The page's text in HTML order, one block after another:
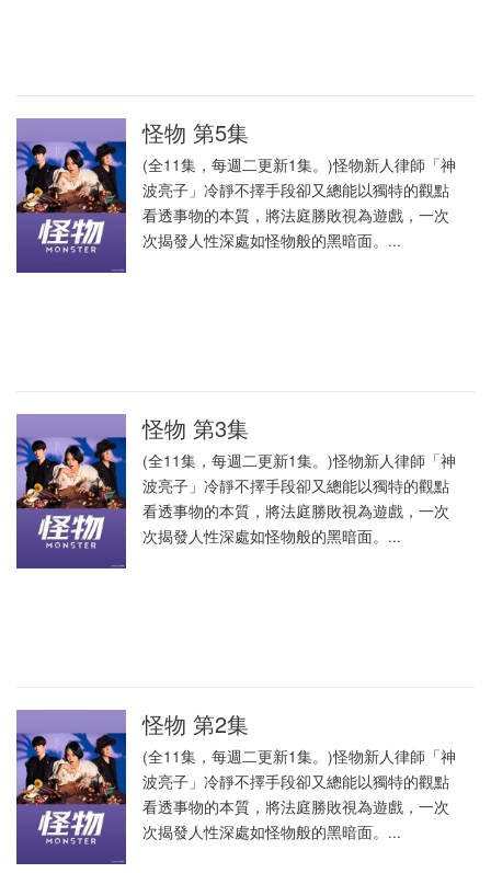
怪物 第5集
(全11集，每週二更新1集。)怪物新人律師「神
波亮子」冷靜不擇手段卻又總能以獨特的觀點
看透事物的本質，將法庭勝敗視為遊戲，一次
次揭發人性深處如怪物般的黑暗面。...
怪物 第3集
(全11集，每週二更新1集。)怪物新人律師「神
波亮子」冷靜不擇手段卻又總能以獨特的觀點
看透事物的本質，將法庭勝敗視為遊戲，一次
次揭發人性深處如怪物般的黑暗面。...
怪物 第2集
(全11集，每週二更新1集。)怪物新人律師「神
波亮子」冷靜不擇手段卻又總能以獨特的觀點
看透事物的本質，將法庭勝敗視為遊戲，一次
次揭發人性深處如怪物般的黑暗面。...